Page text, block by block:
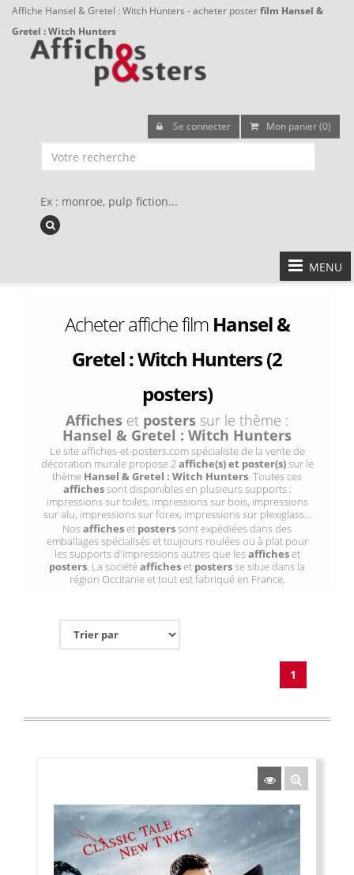
Affiche Hansel & Gretel : Witch Hunters - acheter posterfilm Hansel &
Gretel : Witch Hunters
Se connecter Mon panier (0)
Ex : monroe, pulp fiction...
MENU
Acheter affiche film Hansel &
Gretel : Witch Hunters (2
posters)
Affiches et posters sur le thème :
Hansel & Gretel : Witch Hunters
Le site affiches-et-posters.com spécialiste de la vente de
décoration murale propose 2affiche(s) et poster(s)sur le
thème Hansel & Gretel : Witch Hunters. Toutes ces
affichessont disponibles en plusieurs supports :
impressions sur toiles, impressions sur bois, impressions
sur alu, impressions sur forex, impressions sur plexiglass...
Nosafficheset posterssont expédiées dans des
emballages spécialisés et toujours roulées ou à plat pour
les supports d'impressions autres que lesafficheset
posters. La sociétéafficheset postersse situe dans la
région Occitanie et tout est fabriqué en France.
1